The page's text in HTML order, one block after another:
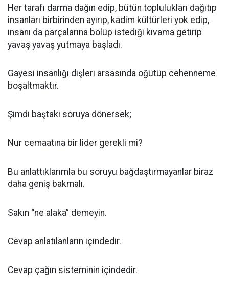
Her tarafı darma dağın edip, bütün toplulukları dağıtıp
insanları birbirinden ayırıp, kadim kültürleri yok edip,
insanı da parçalarına bölüp istediği kıvama getirip
yavaş yavaş yutmaya başladı.
Gayesi insanlığı dişleri arsasında öğütüp cehenneme
boşaltmaktır.
Şimdi baştaki soruya dönersek;
Nur cemaatına bir lider gerekli mi?
Bu anlattıklarımla bu soruyu bağdaştırmayanlar biraz
daha geniş bakmalı.
Sakın “ne alaka” demeyin.
Cevap anlatılanların içindedir.
Cevap çağın sisteminin içindedir.